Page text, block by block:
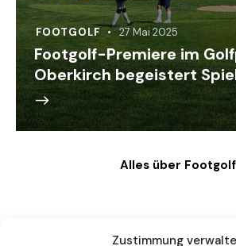
Zustimmung
FOOTGOLF 27 Mai 2025
Footgolf-Premiere im
Oberkirch begeistert
Alles über Footgolf